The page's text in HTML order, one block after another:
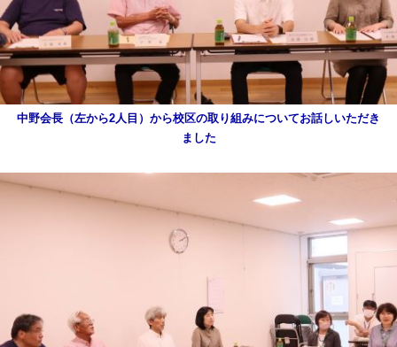
中野会長（左から2人目）から校区の取り組みについてお話しいただき
ました